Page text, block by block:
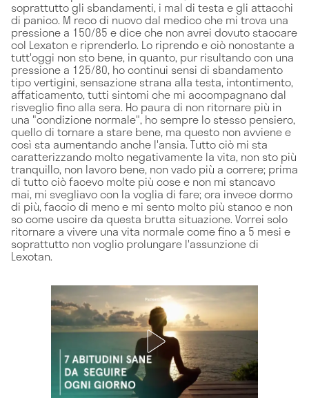
soprattutto gli sbandamenti, i mal di testa e gli attacchi
di panico. M reco di nuovo dal medico che mi trova una
pressione a 150/85 e dice che non avrei dovuto staccare
col Lexaton e riprenderlo. Lo riprendo e ciò nonostante a
tutt'oggi non sto bene, in quanto, pur risultando con una
pressione a 125/80, ho continui sensi di sbandamento
tipo vertigini, sensazione strana alla testa, intontimento,
affaticamento, tutti sintomi che mi accompagnano dal
risveglio fino alla sera. Ho paura di non ritornare più in
una "condizione normale", ho sempre lo stesso pensiero,
quello di tornare a stare bene, ma questo non avviene e
così sta aumentando anche l'ansia. Tutto ciò mi sta
caratterizzando molto negativamente la vita, non sto più
tranquillo, non lavoro bene, non vado più a correre; prima
di tutto ciò facevo molte più cose e non mi stancavo
mai, mi svegliavo con la voglia di fare; ora invece dormo
di più, faccio di meno e mi sento molto più stanco e non
so come uscire da questa brutta situazione. Vorrei solo
ritornare a vivere una vita normale come fino a 5 mesi e
soprattutto non voglio prolungare l'assunzione di
Lexotan.